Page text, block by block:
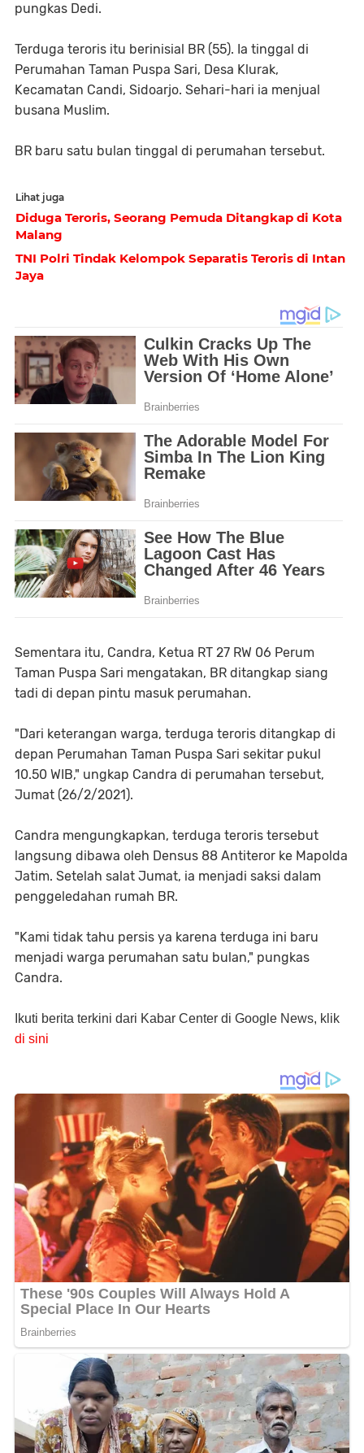
pungkas Dedi.
Terduga teroris itu berinisial BR (55). Ia tinggal di
Perumahan Taman Puspa Sari, Desa Klurak,
Kecamatan Candi, Sidoarjo. Sehari-hari ia menjual
busana Muslim.
BR baru satu bulan tinggal di perumahan tersebut.
Lihat juga
Diduga Teroris, Seorang Pemuda Ditangkap di Kota
Malang
TNI Polri Tindak Kelompok Separatis Teroris di Intan
Jaya
Sementara itu, Candra, Ketua RT 27 RW 06 Perum
Taman Puspa Sari mengatakan, BR ditangkap siang
tadi di depan pintu masuk perumahan.
"Dari keterangan warga, terduga teroris ditangkap di
depan Perumahan Taman Puspa Sari sekitar pukul
10.50 WIB," ungkap Candra di perumahan tersebut,
Jumat (26/2/2021).
Candra mengungkapkan, terduga teroris tersebut
langsung dibawa oleh Densus 88 Antiteror ke Mapolda
Jatim. Setelah salat Jumat, ia menjadi saksi dalam
penggeledahan rumah BR.
"Kami tidak tahu persis ya karena terduga ini baru
menjadi warga perumahan satu bulan," pungkas
Candra.
Ikuti berita terkini dari Kabar Center di Google News, klik
di sini